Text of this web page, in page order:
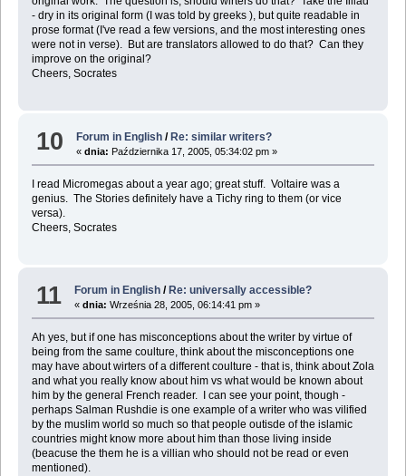
- dry in its original form (I was told by greeks ), but quite readable in
prose format (I've read a few versions, and the most interesting ones
were not in verse). But are translators allowed to do that? Can they
improve on the original?
Cheers, Socrates
10 Forum in English /Re: similar writers?
«dnia: Października 17, 2005, 05:34:02 pm »
I read Micromegas about a year ago; great stuff. Voltaire was a
genius. The Stories definitely have a Tichy ring to them (or vice
versa).
Cheers, Socrates
11 Forum in English / Re: universally accessible?
«dnia: Września 28, 2005, 06:14:41 pm »
Ah yes, but if one has misconceptions about the writer by virtue of
being from the same coulture, think about the misconceptions one
may have about wirters of a different coulture - that is, think about Zola
and what you really know about him vs what would be known about
him by the general French reader. I can see your point, though -
perhaps Salman Rushdie is one example of a writer who was vilified
by the muslim world so much so that people outisde of the islamic
countries might know more about him than those living inside
(beacuse the them he is a villian who should not be read or even
mentioned).